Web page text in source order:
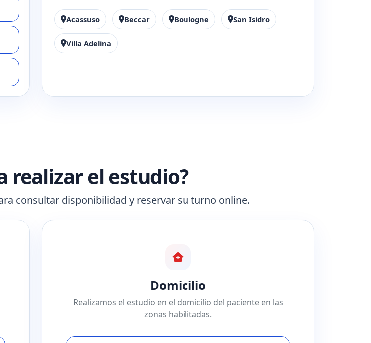
Acassuso Beccar Boulogne San Isidro
Villa Adelina
realizar el estudio?
consultar disponibilidad y reservar su turno online.
Domicilio
Realizamos el estudio en el domicilio del paciente en las
zonas habilitadas.